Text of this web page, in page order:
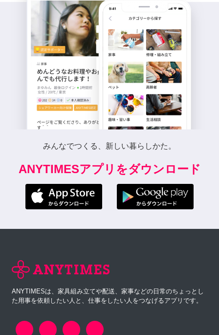
みんなでつくる、新しい暮らしかた。
ANYTIMESアプリをダウンロード
ANYTIMESは、家具組み立てや配送、家事などの日常のちょっとし
た用事を依頼したい人と、仕事をしたい人をつなげるアプリです。